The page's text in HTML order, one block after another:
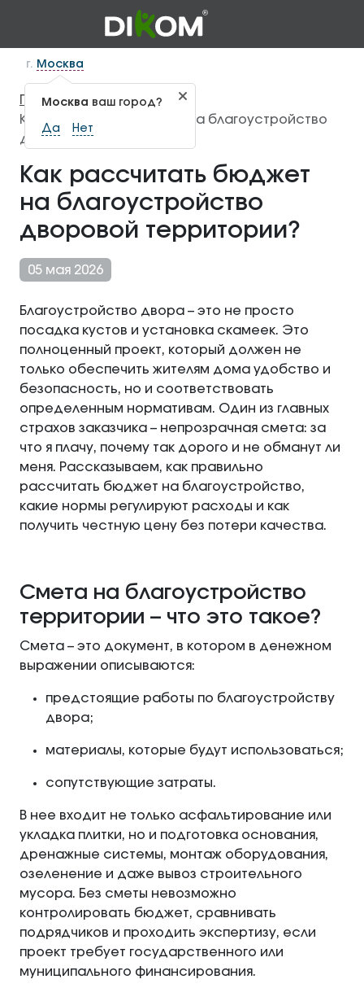
г. Москва
Москва ваш город?
Да Нет
Главная — Статьи —
Как рассчитать бюджет на благоустройство
дворовой территории?
Как рассчитать бюджет
на благоустройство
дворовой территории?
05 мая 2026
Благоустройство двора – это не просто
посадка кустов и установка скамеек. Это
полноценный проект, который должен не
только обеспечить жителям дома удобство и
безопасность, но и соответствовать
определенным нормативам. Один из главных
страхов заказчика – непрозрачная смета: за
что я плачу, почему так дорого и не обманут ли
меня. Рассказываем, как правильно
рассчитать бюджет на благоустройство,
какие нормы регулируют расходы и как
получить честную цену без потери качества.
Смета на благоустройство
территории – что это такое?
Смета – это документ, в котором в денежном
выражении описываются:
предстоящие работы по благоустройству
двора;
материалы, которые будут использоваться;
сопутствующие затраты.
В нее входит не только асфальтирование или
укладка плитки, но и подготовка основания,
дренажные системы, монтаж оборудования,
озеленение и даже вывоз строительного
мусора. Без сметы невозможно
контролировать бюджет, сравнивать
подрядчиков и проходить экспертизу, если
проект требует государственного или
муниципального финансирования.